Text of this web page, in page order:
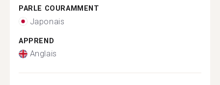
PARLE COURAMMENT
Japonais
APPREND
Anglais